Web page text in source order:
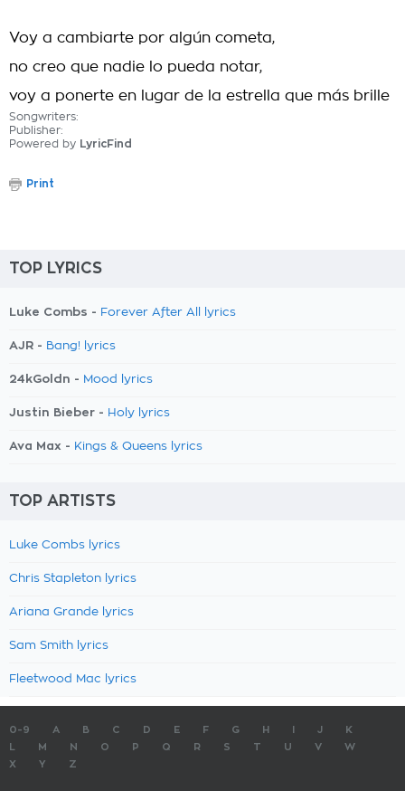
Voy a cambiarte por algún cometa,
no creo que nadie lo pueda notar,
voy a ponerte en lugar de la estrella que más brille
Songwriters:
Publisher:
Powered by LyricFind
Print
TOP LYRICS
Luke Combs - Forever After All lyrics
AJR - Bang! lyrics
24kGoldn - Mood lyrics
Justin Bieber - Holy lyrics
Ava Max - Kings & Queens lyrics
TOP ARTISTS
Luke Combs lyrics
Chris Stapleton lyrics
Ariana Grande lyrics
Sam Smith lyrics
Fleetwood Mac lyrics
0-9 A B C D E F G H J
K
M N O P Q R S T U V
W
X
Y Z